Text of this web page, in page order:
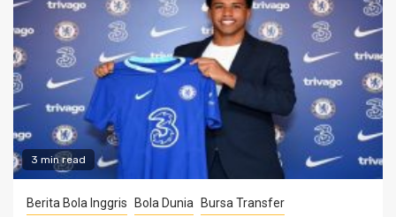
3 min read
Berita Bola Inggris Bola Dunia
Bursa Transfer